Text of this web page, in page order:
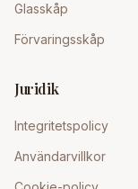
Glasskåp
Förvaringsskåp
Juridik
Integritetspolicy
Användarvillkor